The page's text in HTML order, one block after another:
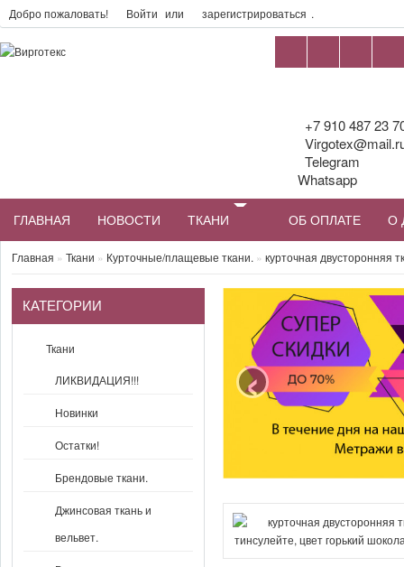
Добро пожаловать! Войти или зарегистрироваться .
+7 910 487 23
Telegram
Whatsapp
ГЛАВНАЯ НОВОСТИ ТКАНИ ОБ ОПЛАТЕ О
Главная » Ткани » Курточные/плащевые ткани. » курточная двусторонняя
КАТЕГОРИИ
Ткани
ЛИКВИДАЦИЯ!!!
Новинки
Остатки!
Брендовые ткани.
Джинсовая ткань и
вельвет.
‹